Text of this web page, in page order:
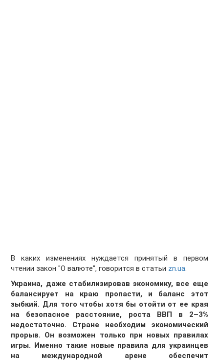
В каких изменениях нуждается принятый в первом
чтении закон "О валюте", говорится в статьи zn.ua.
Украина, даже стабилизировав экономику, все еще
балансирует на краю пропасти, и баланс этот
зыбкий. Для того чтобы хотя бы отойти от ее края
на безопасное расстояние, роста ВВП в 2–3%
недостаточно. Стране необходим экономический
прорыв. Он возможен только при новых правилах
игры. Именно такие новые правила для украинцев
на международной арене обеспечит